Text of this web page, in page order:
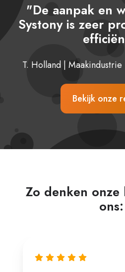
"De aanpak en
Systony is zeer
T. Holland |
Bekijk onze
Zo denken
ons: